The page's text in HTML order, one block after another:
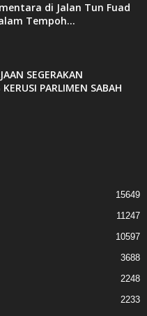
di Jalan Tun Fuad
Tempoh...
SEGERAKAN
PARLIMEN SABAH
15649
11247
10597
3688
2248
2233